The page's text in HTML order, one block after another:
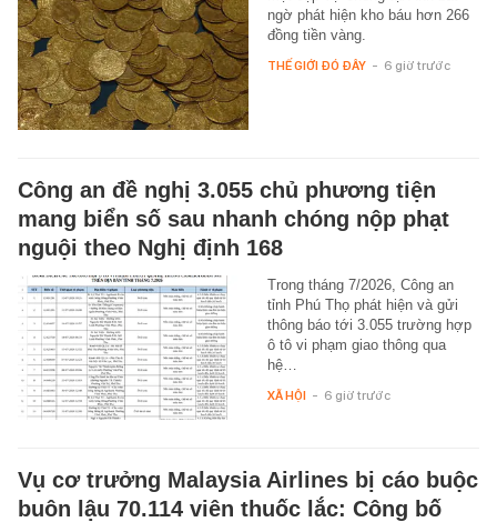
ngờ phát hiện kho báu hơn 266
đồng tiền vàng.
THẾ GIỚI ĐÓ ĐÂY - 6 giờ trước
Công an đề nghị 3.055 chủ phương tiện
mang biển số sau nhanh chóng nộp phạt
nguội theo Nghị định 168
Trong tháng 7/2026, Công an
tỉnh Phú Thọ phát hiện và gửi
thông báo tới 3.055 trường hợp
ô tô vi phạm giao thông qua
hệ…
XÃ HỘI - 6 giờ trước
Vụ cơ trưởng Malaysia Airlines bị cáo buộc
buôn lậu 70.114 viên thuốc lắc: Công bố